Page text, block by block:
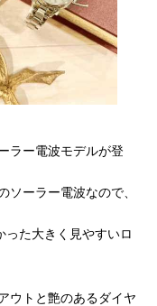
ラー電波モデルが登
ソーラー電波なので、
った大きく見やすいロ
ウトと艶のあるダイヤ